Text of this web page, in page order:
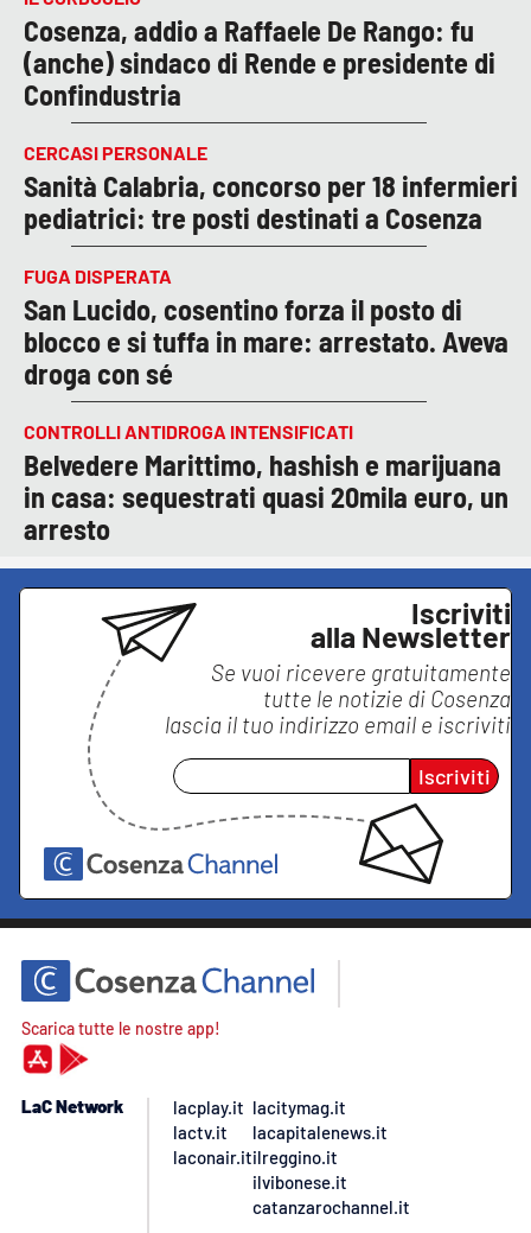
Cosenza, addio a Raffaele De Rango: fu
(anche) sindaco di Rende e presidente di
Confindustria
CERCASI PERSONALE
Sanità Calabria, concorso per 18 infermieri
pediatrici: tre posti destinati a Cosenza
FUGA DISPERATA
San Lucido, cosentino forza il posto di
blocco e si tuffa in mare: arrestato. Aveva
droga con sé
CONTROLLI ANTIDROGA INTENSIFICATI
Belvedere Marittimo, hashish e marijuana
in casa: sequestrati quasi 20mila euro, un
arresto
Iscriviti
alla Newsletter
Se vuoi ricevere gratuitamente
tutte le notizie di Cosenza
lascia il tuo indirizzo email e iscriviti
Iscriviti
Scarica tutte le nostre app!
LaC Network
lacplay.it
lactv.it
laconair.it
lacitymag.it
lacapitalenews.it
ilreggino.it
ilvibonese.it
catanzarochannel.it